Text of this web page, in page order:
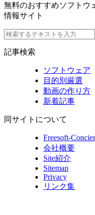
無料のおすすめソフトウ
情報サイト
記事検索
ソフトウェア
目的別厳選
動画の作り方
新着記事
同サイトについて
Freesoft-
会社概要
Site紹介
Sitemap
Privacy
リンク集